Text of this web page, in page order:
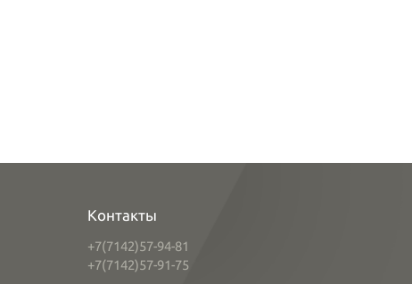
Контакты
+7(7142)57-94-81
+7(7142)57-91-75